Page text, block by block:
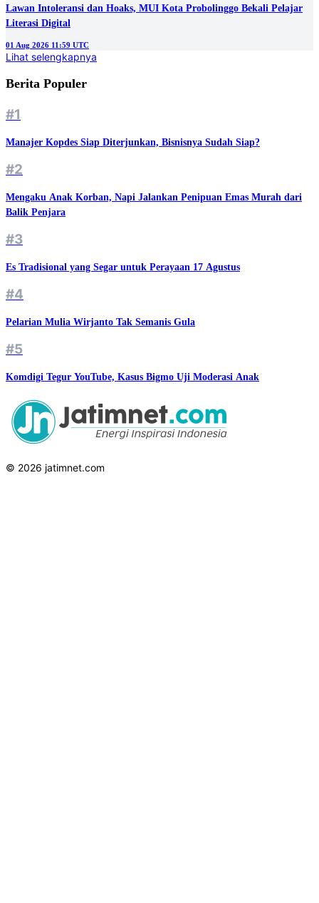
‎Lawan Intoleransi dan Hoaks, MUI Kota Probolinggo Bekali Pelajar
Literasi Digital
01 Aug 2026 11:59 UTC
Lihat selengkapnya
Berita Populer
#1
Manajer Kopdes Siap Diterjunkan, Bisnisnya Sudah Siap?
#2
Mengaku Anak Korban, Napi Jalankan Penipuan Emas Murah dari
Balik Penjara
#3
Es Tradisional yang Segar untuk Perayaan 17 Agustus
#4
Pelarian Mulia Wirjanto Tak Semanis Gula
#5
Komdigi Tegur YouTube, Kasus Bigmo Uji Moderasi Anak
© 2026 jatimnet.com